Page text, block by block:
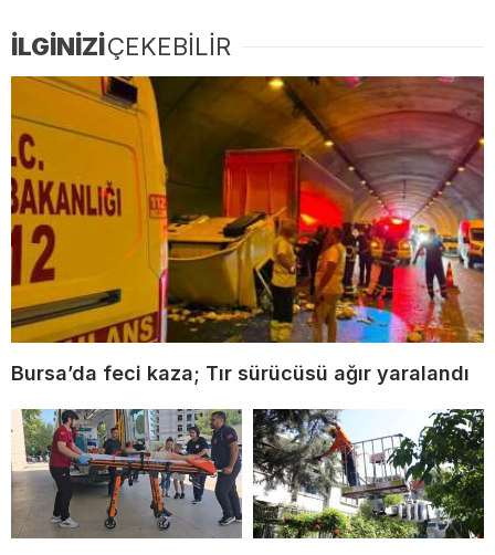
İLGİNİZİÇEKEBİLİR
Bursa’da feci kaza; Tır sürücüsü ağır yaralandı